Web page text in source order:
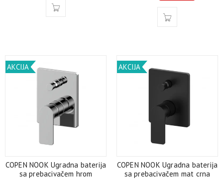
AKCIJA
COPEN NOOK Ugradna baterija
sa prebacivačem hrom
AKCIJA
COPEN NOOK Ugradna baterija
sa prebacivačem mat crna